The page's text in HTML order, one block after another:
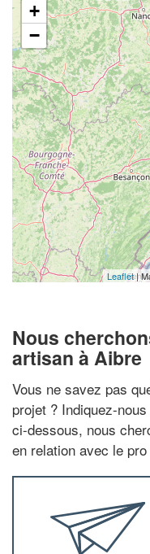
+
−
Leaflet|
Nous
artisan à Aibre
Vous ne savez pas
projet ? Indiquez-
ci-dessous, nous
en relation avec le pro